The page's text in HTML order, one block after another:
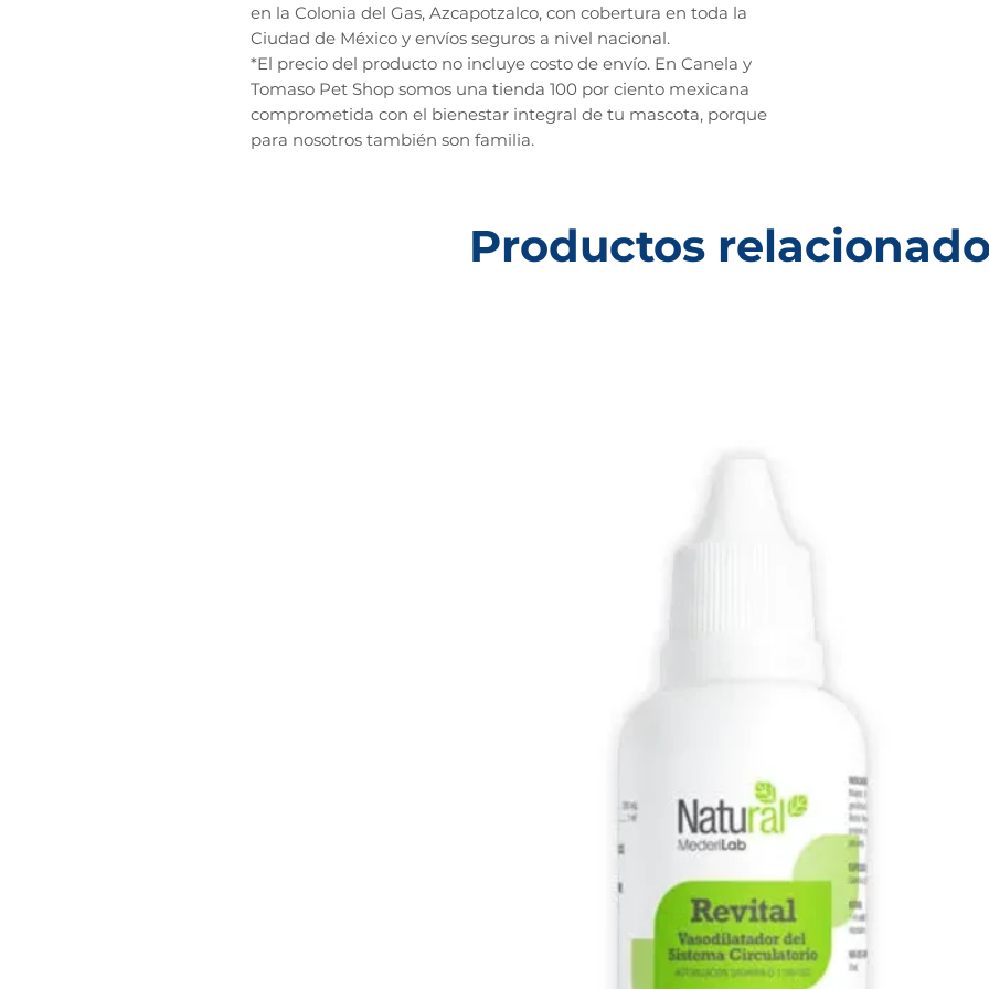
en la Colonia del Gas, Azcapotzalco, con cobertura en toda la
Ciudad de México y envíos seguros a nivel nacional.
*El precio del producto no incluye costo de envío. En Canela y
Tomaso Pet Shop somos una tienda 100 por ciento mexicana
comprometida con el bienestar integral de tu mascota, porque
para nosotros también son familia.
Productos